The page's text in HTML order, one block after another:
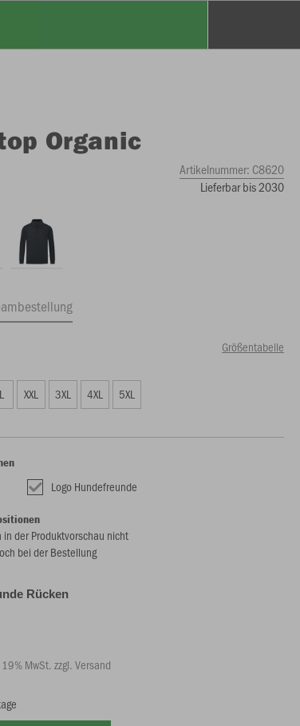
Organic
Artikelnummer: C8620
Lieferbar bis 2030
Größentabelle
XXL 3XL 4XL 5XL
Logo Hundefreunde
in der Produktvorschau nicht
bei der Bestellung
Rücken
MwSt. zzgl. Versand